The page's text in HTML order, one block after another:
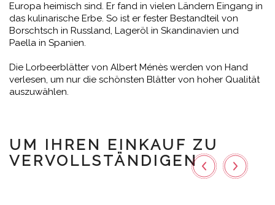
Europa heimisch sind. Er fand in vielen Ländern Eingang in
das kulinarische Erbe. So ist er fester Bestandteil von
Borschtsch in Russland, Lageröl in Skandinavien und
Paella in Spanien.
Die Lorbeerblätter von Albert Ménès werden von Hand
verlesen, um nur die schönsten Blätter von hoher Qualität
auszuwählen.
UM IHREN EINKAUF ZU
VERVOLLSTÄNDIGEN